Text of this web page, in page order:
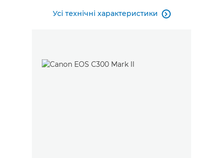
Усі технічні характеристики 